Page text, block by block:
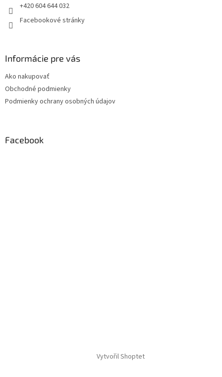
+420 604 644 032
Facebookové stránky
Informácie pre vás
Ako nakupovať
Obchodné podmienky
Podmienky ochrany osobných údajov
Facebook
Vytvořil Shoptet